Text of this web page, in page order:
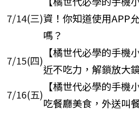
7/14(三)資！你知道使用APP
嗎？
7/15(四)
【橘世代必學的手機
近不吃力，解鎖放大
7/16(五)
【橘世代必學的手機
吃餐廳美食，外送叫